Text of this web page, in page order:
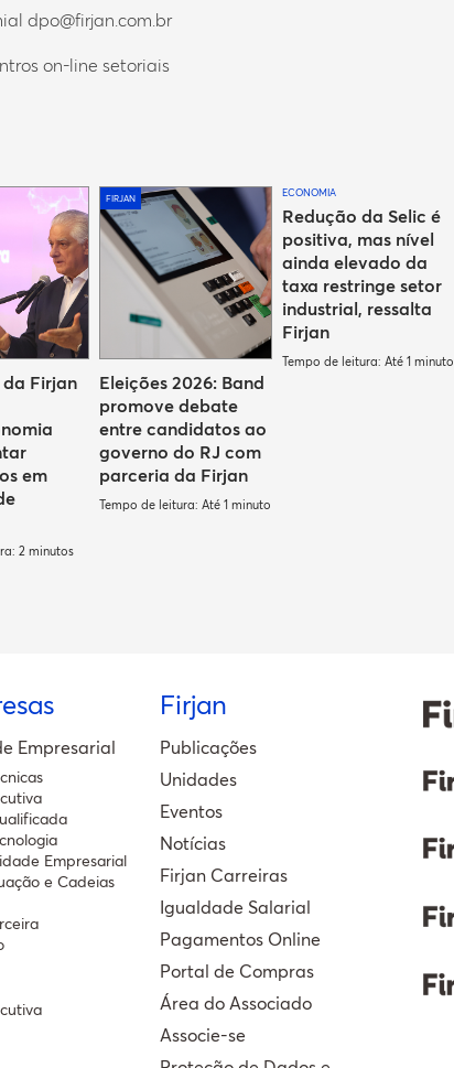
dpo@firjan.com.br
on-line setoriais
da Firjan
em
2 minutos
FIRJAN
Eleições 2026: Band
promove debate
entre candidatos ao
governo do RJ com
parceria da Firjan
Tempo de leitura: Até 1 minuto
ECONOMIA
Redução da Selic é
positiva, mas nível
ainda elevado da
taxa restringe setor
industrial, ressalta
Firjan
Tempo de leitura: Até 1 minuto
Empresarial
Empresarial
e Cadeias
Firjan
Publicações
Unidades
Eventos
Notícias
Firjan Carreiras
Igualdade Salarial
Pagamentos Online
Portal de Compras
Área do Associado
Associe-se